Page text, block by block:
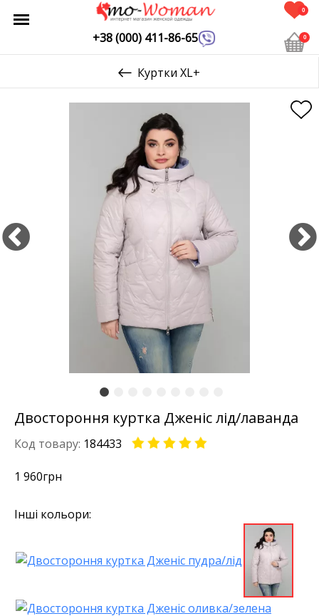
+38 (000) 411-86-65
0
0
Куртки XL+
Двостороння куртка Дженіс лід/лаванда
Код товару: 184433
1 960грн
Інші кольори: